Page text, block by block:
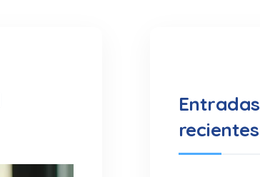
Entradas
recientes